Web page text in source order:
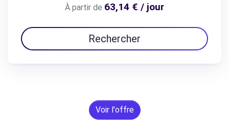
À partir de 63,14 € / jour
Rechercher
Voir l'offre